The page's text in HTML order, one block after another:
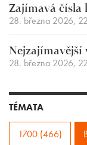
Zajímavá čísla
28. března 2026,
Nejzajímavější
28. března 2026,
TÉMATA
1700 (466)